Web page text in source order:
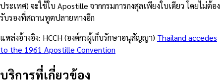
ประเทศ) จะใช้ใบ Apostille จากกรมการกงสุลเพียงใบเดียว โดยไม่ต้อง
รับรองที่สถานทูตปลายทางอีก
แหล่งอ้างอิง: HCCH (องค์กรผู้เก็บรักษาอนุสัญญา) Thailand accedes
to the 1961 Apostille Convention
บริการที่เกี่ยวข้อง